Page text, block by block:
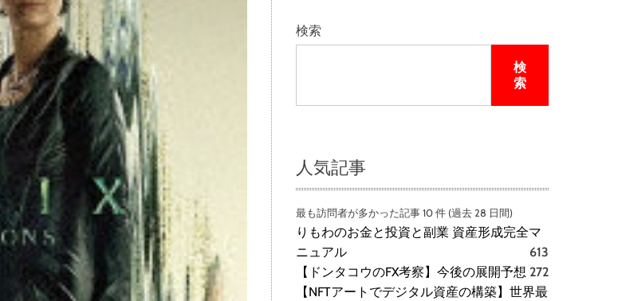
検索
検
索
人気記事
最も訪問者が多かった記事 10 件 (過去 28 日間)
りもわのお金と投資と副業 資産形成完全マ
ニュアル
613
【ドンタコウのFX考察】今後の展開予想 272
【NFTアートでデジタル資産の構築】世界最